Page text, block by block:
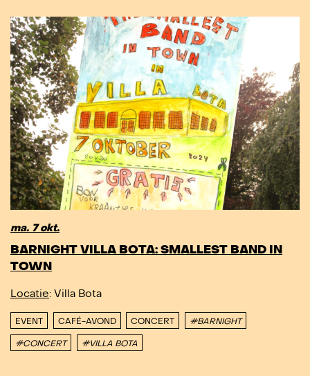
ma. 7 okt.
BARNIGHT VILLA BOTA: SMALLEST BAND IN
TOWN
Locatie: Villa Bota
EVENT CAFÉ-AVOND CONCERT #BARNIGHT
#CONCERT #VILLA BOTA